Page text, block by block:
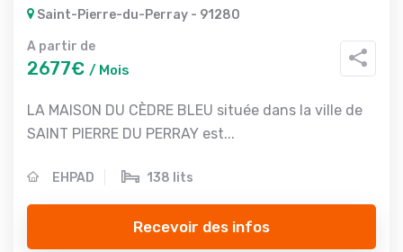
Saint-Pierre-du-Perray - 91280
A partir de
2677€ / Mois
LA MAISON DU CÈDRE BLEU située dans la ville de
SAINT PIERRE DU PERRAY est...
EHPAD 138 lits
Recevoir des infos